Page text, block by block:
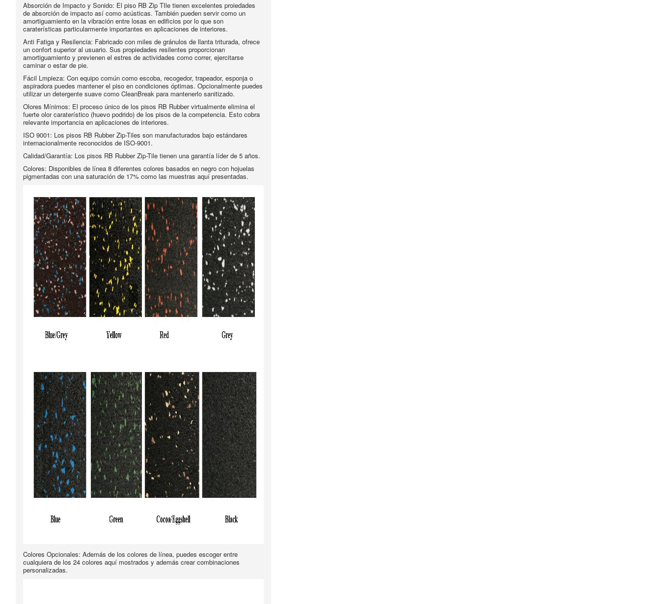
Absorción de Impacto y Sonido: El piso RB Zip TIle tienen excelentes proiedades
de absorción de impacto así como acústicas. También pueden servir como un
amortiguamiento en la vibración entre losas en edificios por lo que son
caraterísticas particularmente importantes en aplicaciones de interiores.
Anti Fatiga y Resilencia: Fabricado con miles de gránulos de llanta triturada, ofrece
un confort superior al usuario. Sus propiedades resilentes proporcionan
amortiguamiento y previenen el estres de actividades como correr, ejercitarse
caminar o estar de pie.
Fácil Lmpieza: Con equipo común como escoba, recogedor, trapeador, esponja o
aspiradora puedes mantener el piso en condiciones óptimas. Opcionalmente puedes
utilizar un detergente suave como CleanBreak para mantenerlo sanitizado.
Olores Mínimos: El proceso único de los pisos RB Rubber virtualmente elimina el
fuerte olor caraterístico (huevo podrido) de los pisos de la competencia. Esto cobra
relevante importancia en aplicaciones de interiores.
ISO 9001: Los pisos RB Rubber Zip-Tiles son manufacturados bajo estándares
internacionalmente reconocidos de ISO-9001.
Calidad/Garantía: Los pisos RB Rubber Zip-Tile tienen una garantía líder de 5 años.
Colores: Disponibles de línea 8 diferentes colores basados en negro con hojuelas
pigmentadas con una saturación de 17% como las muestras aquí presentadas.
Colores Opcionales: Además de los colores de línea, puedes escoger entre
cualquiera de los 24 colores aquí mostrados y además crear combinaciones
personalizadas.